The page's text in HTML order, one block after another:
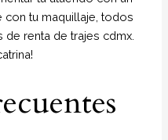
con tu maquillaje, todos
renta de trajes cdmx.